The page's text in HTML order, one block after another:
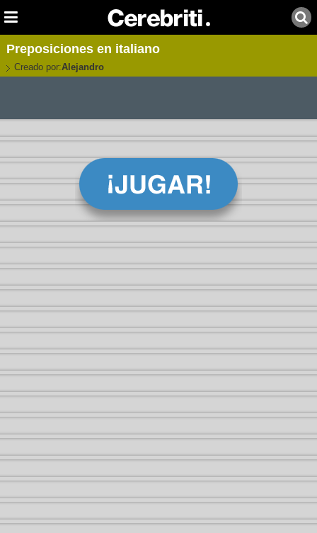
Preposiciones en italiano
Creado por:Alejandro